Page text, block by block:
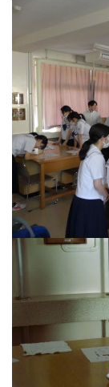
実は、「化学で
見る炎の色」
「赤」「緑」と
反応なのかが
論理的な観察眼
用し、思考を重
実際の世の中の
は解決できませ
ような多角的な
ある教科で学ん
で、物事の理解